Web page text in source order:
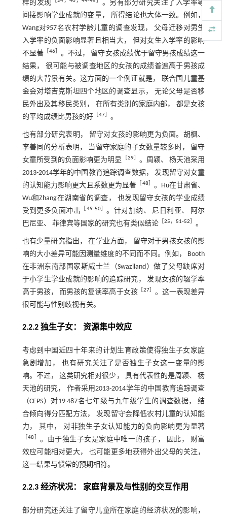
样的发现
。另有部分研究关注了入学率等
间接影响学业成就的变量， 所得结论也大体一致。例如，
Wang对957名农村学龄儿童的调查发现， 父母迁移对男生
入学率的负面影响显著且相当大， 但对女生入学率的影响
不显著［ 46］ 。不过， 留守女孩成绩优于留守男孩成绩这一
结果， 很可能与被调查地区的女孩的成绩普遍高于男孩成
绩的大背景有关。这方面的一个例证就是， 联合国儿童基
金会对塔吉克斯坦四个地区的调查显示， 无论父母是否移
民外出及其移民类别， 在所有类别的家庭内部， 都是女孩
的平均成绩比男孩的好
47］ 。
也有部分研究表明， 留守对女孩的影响更为负面。胡枫、
李善同的分析表明， 当留守家庭的子女数量较多时， 留守
女童所受到的负面影响更为明显
39］ 。周颖、 杨天池采用
2013-2014学年的中国教育追踪调查数据， 发现留守对女童
的认知能力影响更大且系数更为显著
48
。Hu在甘肃省、
Wu和Zhang在湖南省的调查， 也发现留守女孩的学业成绩
受到更多负面冲击
49‐50］ 。针对加纳、 尼日利亚、 阿尔
巴尼亚、 菲律宾等国家的研究也有类似结论［ 25， 51‐52 。
也有少量研究指出， 在学业方面， 留守对于男孩女孩的影
响的大小差异可能因测量维度的不同而不同。例如， Booth
在非洲东南部国家斯威士兰（Swaziland）做了父母缺席对
于小学生学业成就的影响的追踪研究， 发现女孩的辍学率
高于男孩， 而男孩的复读率高于女孩［ 27］ 。这一表现差异
很可能与性别歧视有关。
2.2.2 独生子女： 资源集中效应
考虑到中国近四十年来的计划生育政策使得独生子女家庭
急剧增加， 也有研究关注了是否独生子女这一变量的影
响。不过， 这类研究相对很少， 具有代表性的是周颖、 杨
天池的研究， 作者采用2013-2014学年的中国教育追踪调查
（CEPS）对19 487名七年级与九年级学生的调查数据， 结
合倾向得分匹配方法， 发现留守会降低农村儿童的认知能
力， 其中， 对非独生子女认知能力的负向影响更为显著
［48
。由于独生子女是家庭中唯一的孩子， 因此， 财富
效应可能相对更大， 也可能更多地获得外出父母的关注，
这一结果与惯常的预期相符。
2.2.3 经济状况： 家庭背景及与性别的交互作用
部分研究还关注了留守儿童所在家庭的经济状况的影响，